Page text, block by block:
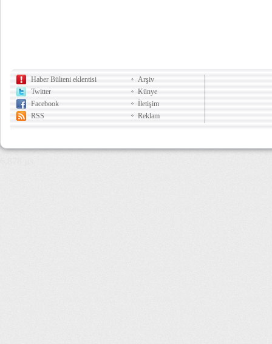
Haber Bülteni eklentisi
Twitter
Facebook
RSS
Arşiv
Künye
İletişim
Reklam